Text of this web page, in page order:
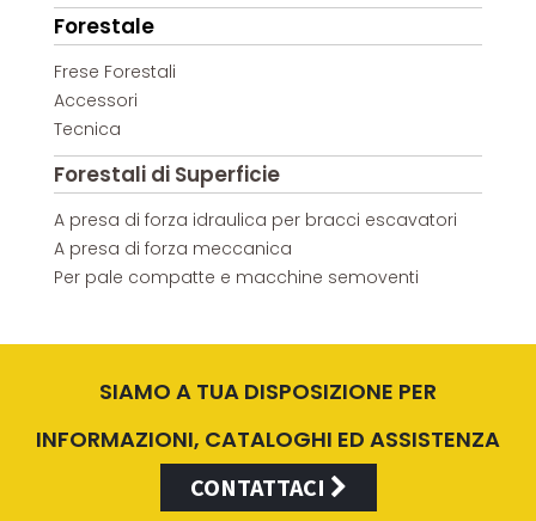
Forestale
Frese Forestali
Accessori
Tecnica
Forestali di Superficie
A presa di forza idraulica per bracci escavatori
A presa di forza meccanica
Per pale compatte e macchine semoventi
SIAMO A TUA DISPOSIZIONE PER
INFORMAZIONI, CATALOGHI ED ASSISTENZA
CONTATTACI